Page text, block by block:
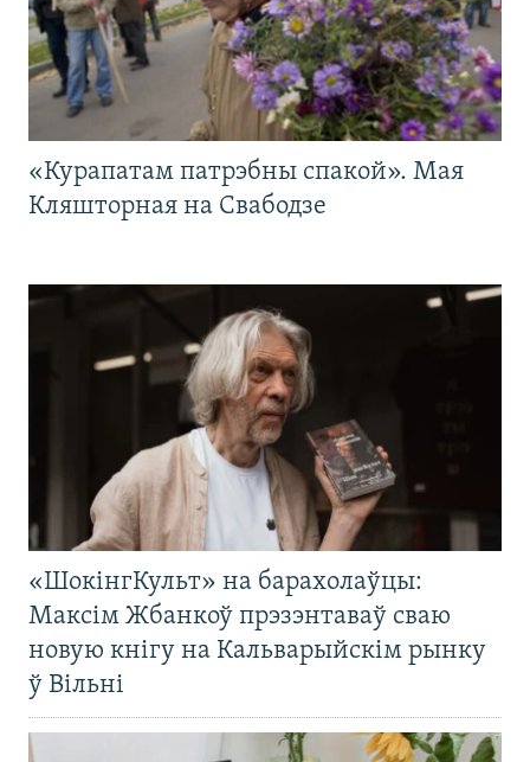
«Курапатам патрэбны спакой». Мая
Кляшторная на Свабодзе
«ШокінгКульт» на барахолаўцы:
Максім Жбанкоў прэзэнтаваў сваю
новую кнігу на Кальварыйскім рынку
ў Вільні